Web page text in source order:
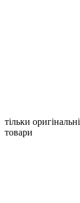
тільки оригінальні
товари